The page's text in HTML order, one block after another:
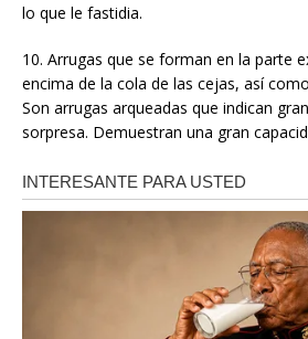
lo que le fastidia.
10. Arrugas que se forman en la parte
encima de la cola de las cejas, así
Son arrugas arqueadas que indican
sorpresa. Demuestran una gran